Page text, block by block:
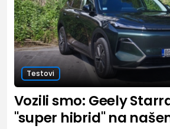
Testovi
Vozili smo: Geely
"super hibrid" na